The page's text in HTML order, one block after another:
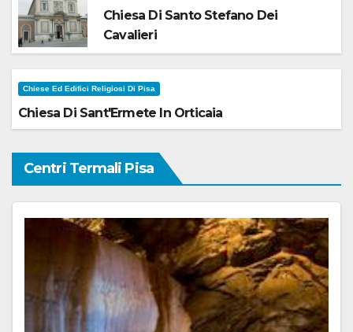
Chiesa Di Santo Stefano Dei
Cavalieri
Chiese Ed Edifici Religiosi Di Pisa
Chiesa Di Sant'Ermete In Orticaia
Centri Termali Pisa